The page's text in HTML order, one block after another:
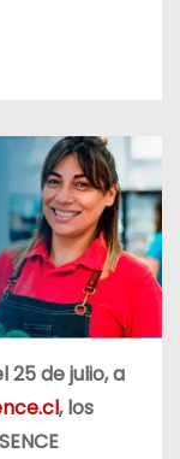
de julio, a
, los